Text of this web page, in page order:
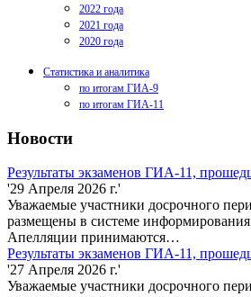
2022 года
2021 года
2020 года
Статистика и аналитика
по итогам ГИА-9
по итогам ГИА-11
Новости
Результаты экзаменов ГИА-11,
'29 Апреля 2026 г.'
Уважаемые участники досрочного
размещены в системе
Апелляции принимаются…
Результаты экзаменов ГИА-11,
'27 Апреля 2026 г.'
Уважаемые участники досрочного